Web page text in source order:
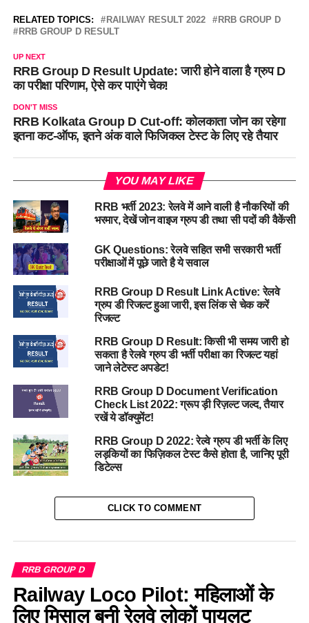
RELATED TOPICS: RAILWAY RESULT 2022
RRB GROUP D
RRB GROUP D RESULT
UP NEXT
RRB Group D Result Update: जारी होने वाला है ग्रुप D
का परीक्षा परिणाम, ऐसे कर पाएंगे चेक!
DON'T MISS
RRB Kolkata Group D Cut-off: कोलकाता जोन का रहेगा
इतना कट-ऑफ, इतने अंक वाले फिजिकल टेस्ट के लिए रहे तैयार
YOU MAY LIKE
RRB भर्ती 2023: रेलवे में आने वाली है नौकरियों की
भरमार, देखें जोन वाइज ग्रुप डी तथा सी पदों की वैकेंसी
GK Questions: रेलवे सहित सभी सरकारी भर्ती
परीक्षाओं में पूछे जाते है ये सवाल
RRB Group D Result Link Active: रेलवे
ग्रुप डी रिजल्ट हुआ जारी, इस लिंक से चेक करें
रिजल्ट
RRB Group D Result: किसी भी समय जारी हो
सकता है रेलवे ग्रुप डी भर्ती परीक्षा का रिजल्ट यहां
जाने लेटेस्ट अपडेट!
RRB Group D Document Verification
Check List 2022: ग्रूप ड़ी रिज़ल्ट जल्द, तैयार
रखें ये डॉक्युमेंट!
RRB Group D 2022: रेल्वे ग्रुप डी भर्ती के लिए
लड़कियों का फिज़िकल टेस्ट कैसे होता है, जानिए पूरी
डिटेल्स
CLICK TO COMMENT
RRB GROUP D
Railway Loco Pilot: महिलाओं के
लिए मिसाल बनी रेलवे लोकों पायलट